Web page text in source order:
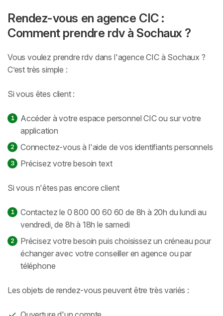
Rendez-vous en agence CIC :
Comment prendre rdv à Sochaux ?
Vous voulez prendre rdv dans l'agence CIC à Sochaux ?
C’est très simple :
Si vous êtes client :
Accéder à votre espace personnel CIC ou sur votre
application
Connectez-vous à l'aide de vos identifiants personnels
Précisez votre besoin text
Si vous n'êtes pas encore client
Contactez le 0 800 00 60 60 de 8h à 20h du lundi au
vendredi, de 8h à 18h le samedi
Précisez votre besoin puis choisissez un créneau pour
échanger avec votre conseiller en agence ou par
téléphone
Les objets de rendez-vous peuvent être très variés :